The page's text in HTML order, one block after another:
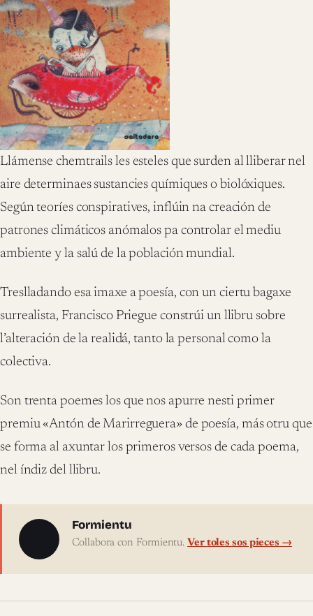
Llámense chemtrails les esteles que surden al lliberar nel
aire determinaes sustancies químiques o biolóxiques.
Según teoríes conspiratives, inflúin na creación de
patrones climáticos anómalos pa controlar el mediu
ambiente y la salú de la población mundial.
Treslladando esa imaxe a poesía, con un ciertu bagaxe
surrealista, Francisco Priegue constrúi un llibru sobre
l’alteración de la realidá, tanto la personal como la
colectiva.
Son trenta poemes los que nos apurre nesti primer
premiu «Antón de Marirreguera» de poesía, más otru que
se forma al axuntar los primeros versos de cada poema,
nel índiz del llibru.
Sobre l'autor
Formientu
Collabora con Formientu.Ver toles sos pieces →